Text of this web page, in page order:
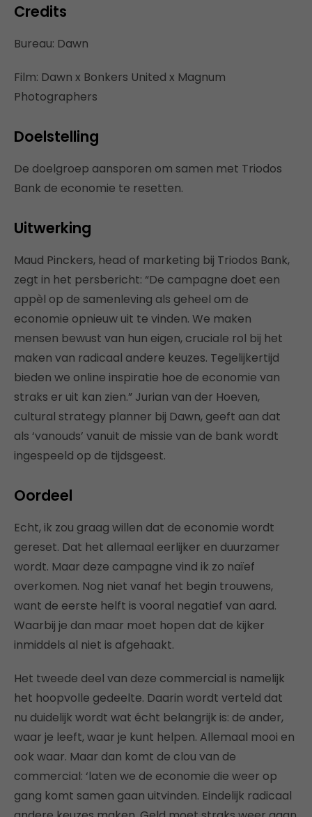
Credits
Bureau: Dawn
Film: Dawn x Bonkers United x Magnum
Photographers
Doelstelling
De doelgroep aansporen om samen met Triodos
Bank de economie te resetten.
Uitwerking
Maud Pinckers, head of marketing bij Triodos Bank,
zegt in het persbericht: “De campagne doet een
appèl op de samenleving als geheel om de
economie opnieuw uit te vinden. We maken
mensen bewust van hun eigen, cruciale rol bij het
maken van radicaal andere keuzes. Tegelijkertijd
bieden we online inspiratie hoe de economie van
straks er uit kan zien.” Jurian van der Hoeven,
cultural strategy planner bij Dawn, geeft aan dat
als ‘vanouds’ vanuit de missie van de bank wordt
ingespeeld op de tijdsgeest.
Oordeel
Echt, ik zou graag willen dat de economie wordt
gereset. Dat het allemaal eerlijker en duurzamer
wordt. Maar deze campagne vind ik zo naïef
overkomen. Nog niet vanaf het begin trouwens,
want de eerste helft is vooral negatief van aard.
Waarbij je dan maar moet hopen dat de kijker
inmiddels al niet is afgehaakt.
Het tweede deel van deze commercial is namelijk
het hoopvolle gedeelte. Daarin wordt verteld dat
nu duidelijk wordt wat écht belangrijk is: de ander,
waar je leeft, waar je kunt helpen. Allemaal mooi en
ook waar. Maar dan komt de clou van de
commercial: ‘laten we de economie die weer op
gang komt samen gaan uitvinden. Eindelijk radicaal